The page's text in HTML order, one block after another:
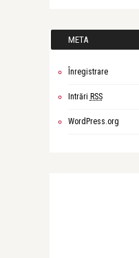
META
Înregistrare
Intrări RSS
WordPress.org